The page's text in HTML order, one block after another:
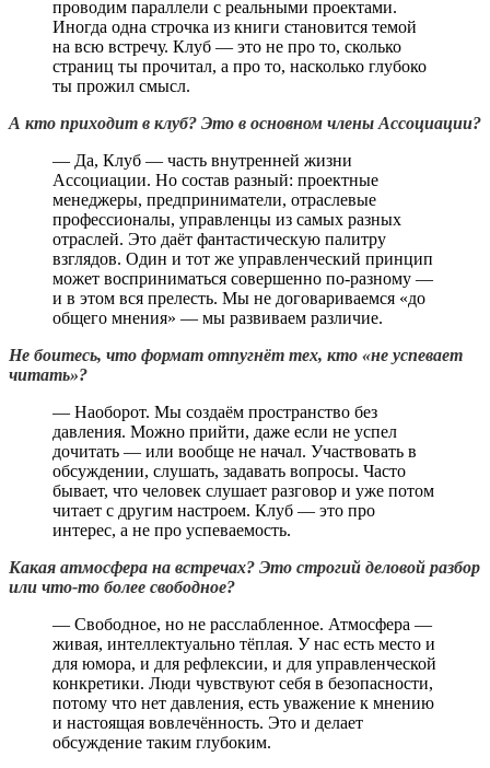
проводим параллели с реальными проектами.
Иногда одна строчка из книги становится темой
на всю встречу. Клуб — это не про то, сколько
страниц ты прочитал, а про то, насколько глубоко
ты прожил смысл.
А кто приходит в клуб? Это в основном члены Ассоциации?
— Да, Клуб — часть внутренней жизни
Ассоциации. Но состав разный: проектные
менеджеры, предприниматели, отраслевые
профессионалы, управленцы из самых разных
отраслей. Это даёт фантастическую палитру
взглядов. Один и тот же управленческий принцип
может восприниматься совершенно по-разному —
и в этом вся прелесть. Мы не договариваемся «до
общего мнения» — мы развиваем различие.
Не боитесь, что формат отпугнёт тех, кто «не успевает
читать»?
— Наоборот. Мы создаём пространство без
давления. Можно прийти, даже если не успел
дочитать — или вообще не начал. Участвовать в
обсуждении, слушать, задавать вопросы. Часто
бывает, что человек слушает разговор и уже потом
читает с другим настроем. Клуб — это про
интерес, а не про успеваемость.
Какая атмосфера на встречах? Это строгий деловой разбор
или что-то более свободное?
— Свободное, но не расслабленное. Атмосфера —
живая, интеллектуально тёплая. У нас есть место и
для юмора, и для рефлексии, и для управленческой
конкретики. Люди чувствуют себя в безопасности,
потому что нет давления, есть уважение к мнению
и настоящая вовлечённость. Это и делает
обсуждение таким глубоким.